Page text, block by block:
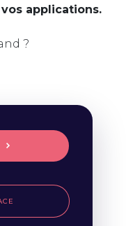
applications.
?